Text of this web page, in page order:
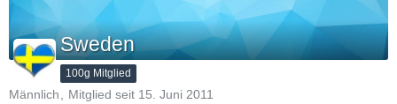
Sweden
100g Mitglied
Männlich
Mitglied seit 15. Juni 2011